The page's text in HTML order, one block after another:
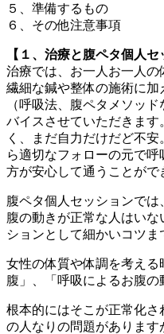
５、準備するもの
６、その他注意事項
【１、治療と腹ペタ個人セ
治療では、お一人お一人の
繊細な鍼や整体の施術に
（呼吸法、腹ペタメソッ
バイスさせていただきま
く、まだ自力だけだど不
ら適切なフォローの元で
方が安心して通うことがで
腹ペタ個人セッションで
腹の動きが正常な人はい
ションとして細かいコツま
女性の体質や体調を考え
腹」、「呼吸によるお腹の
根本的にはそこが正常化
の人なりの問題があります